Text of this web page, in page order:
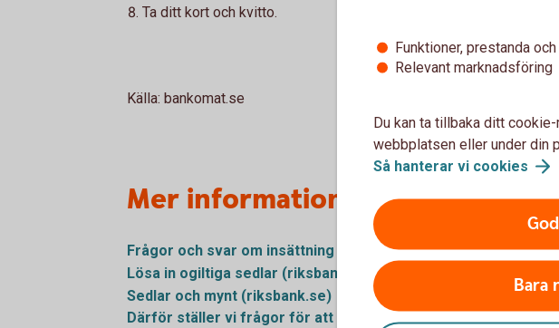
Ta ditt kort och kvitto.
Källa: bankomat.se
Mer information
Frågor och svar om insättning och uttag(bankomat.se)
Lösa in ogiltiga sedlar (riksbank.se)
Sedlar och mynt (riksbank.se)
Därför ställer vi frågor för att hindra
penningtvätt
Funktioner, prestanda
Relevant marknadsföring
Du kan ta tillbaka ditt
webbplatsen eller under din
Så hanterar vi cookies
Bara